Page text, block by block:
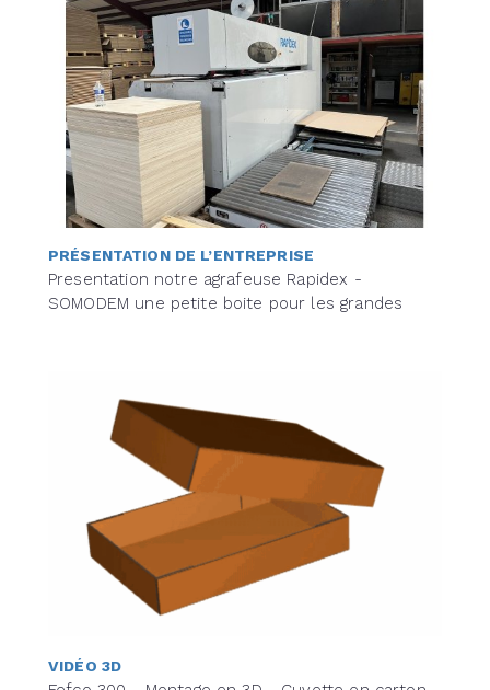
PRÉSENTATION DE L’ENTREPRISE
Presentation notre agrafeuse Rapidex -
SOMODEM une petite boite pour les grandes
VIDÉO 3D